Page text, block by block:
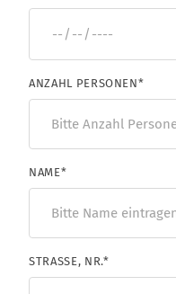
ANZAHL PERSONEN*
NAME*
STRASSE, NR. *